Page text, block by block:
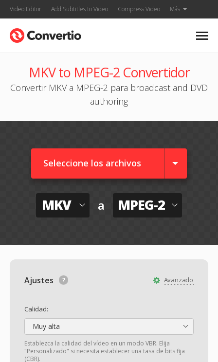
Video Editor Add Subtitles to Video Compress Video Más
MKV to MPEG-2 Convertidor
Convertir MKV a MPEG-2 para broadcast and DVD
authoring
Seleccione los archivos
MKV a MPEG-2
Avanzado
Ajustes
Calidad:
Muy alta
Establezca la calidad del vídeo en un modo VBR. Elija
"Personalizado" si necesita establecer una tasa de bits fija
(CBR).